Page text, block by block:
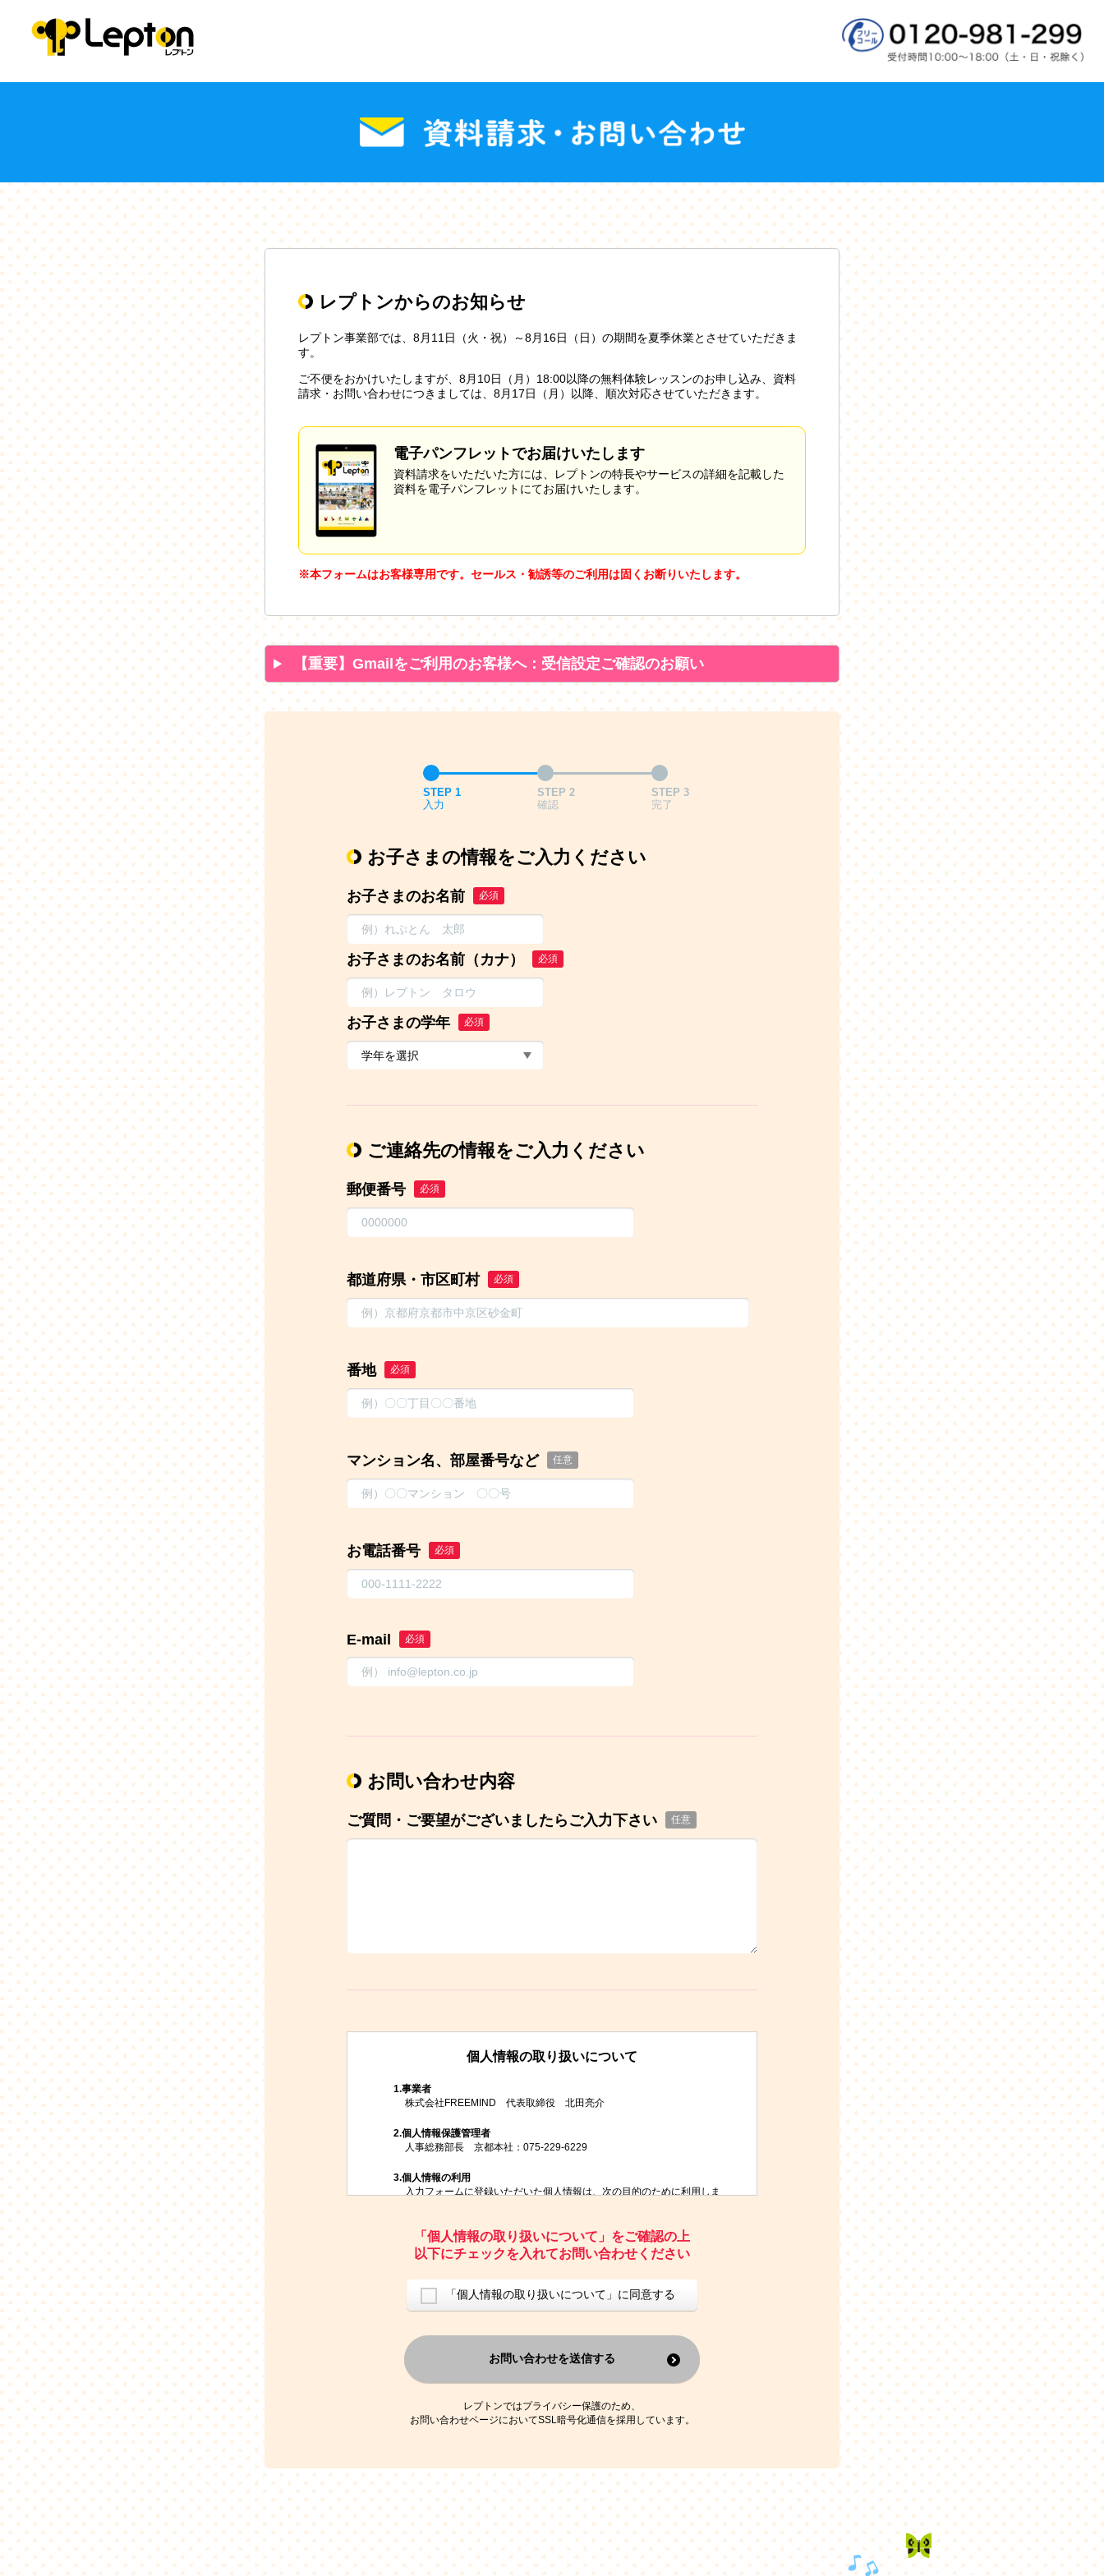
レプトンからのお知らせ
レプトン事業部では、8月11日（火・祝）～8月16日（日）の期間を夏季休業とさせていただきま
す。
ご不便をおかけいたしますが、8月10日（月）18:00以降の無料体験レッスンのお申し込み、資料
請求・お問い合わせにつきましては、8月17日（月）以降、順次対応させていただきます。
電子パンフレットでお届けいたします
資料請求をいただいた方には、レプトンの特長やサービスの詳細を記載した
資料を電子パンフレットにてお届けいたします。
※本フォームはお客様専用です。セールス・勧誘等のご利用は固くお断りいたします。
【重要】Gmailをご利用のお客様へ：受信設定ご確認のお願い
STEP 1
入力
STEP 2
確認
STEP 3
完了
お子さまの情報をご入力ください
お子さまのお名前 必須
お子さまのお名前（カナ） 必須
お子さまの学年 必須
ご連絡先の情報をご入力ください
郵便番号 必須
都道府県・市区町村 必須
番地 必須
マンション名、部屋番号など 任意
お電話番号 必須
E-mail 必須
お問い合わせ内容
ご質問・ご要望がございましたらご入力下さい 任意
個人情報の取り扱いについて
1.事業者
株式会社FREEMIND 代表取締役 北田亮介
2.個人情報保護管理者
人事総務部長 京都本社：075-229-6229
3.個人情報の利用
入力フォームに登録いただいた個人情報は、次の目的のために利用しま
お問い合わせにお答えするため
レプトンのキャンペーンや新商品（新サービス）、新規開講教室等を
ご案内するため
ご利用者の個人情報を、本人が特定されないデータに不可逆変換した
上で、広告・宣伝・販売促進活動に役立てること
なお、この利用目的を超えた個人情報の取扱いは行いません。また、こ
れ以外の目的で個人情報を利用することはありません。
※当社の保有する個人情報と第三者広告配信事業者が保有する個人情報
を、本人が特定されないデータに不可逆変換した上で第三者広告配信事
業者においてマッチングを行い、その結果に基づいて広告を配信するこ
4.
個人情報の第三者への提供
当社は、次の場合を除き、ご本人の同意なしに個人情報を第三者に提供
することはありません。
ご本人の同意がある場合
法令に基づく場合
人の生命、身体または財産の保護のために必要がある場合であって、
本人の同意を得ることが困難である場合
「個人情報の取り扱いについて」をご確認の上
以下にチェックを入れてお問い合わせください
「個人情報の取り扱いについて」に同意する
お問い合わせを送信する
レプトンではプライバシー保護のため、
お問い合わせページにおいてSSL暗号化通信を採用しています。